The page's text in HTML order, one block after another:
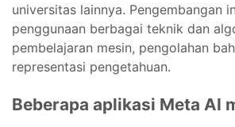
universitas lainnya. Pengembangan
penggunaan berbagai teknik dan
pembelajaran mesin, pengolahan
representasi pengetahuan.
Beberapa aplikasi Meta AI